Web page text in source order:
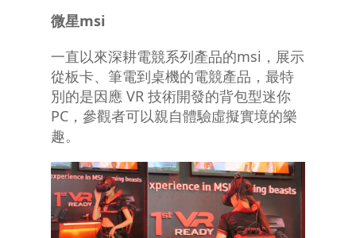
微星msi
一直以來深耕電競系列產品的msi，展示
從板卡、筆電到桌機的電競產品，最特
別的是因應 VR 技術開發的背包型迷你
PC，參觀者可以親自體驗虛擬實境的樂
趣。